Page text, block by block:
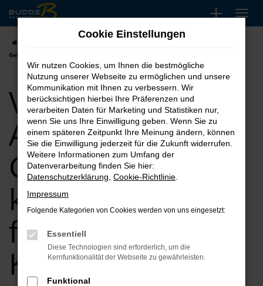
Zum
Hauptinhalt
springen
Gebrauchtwagen kaufen, leasen, finanzieren für Köln
VW Tiguan
Allspace
Gebrauchtwagen
kaufen, leasen,
finanzieren für
Köln
Cookie Einstellungen
Wir nutzen Cookies, um Ihnen die bestmögliche
Nutzung unserer Webseite zu ermöglichen und unsere
Kommunikation mit Ihnen zu verbessern. Wir
berücksichtigen hierbei Ihre Präferenzen und
verarbeiten Daten für Marketing und Statistiken nur,
wenn Sie uns Ihre Einwilligung geben. Wenn Sie zu
einem späteren Zeitpunkt Ihre Meinung ändern, können
Sie die Einwilligung jederzeit für die Zukunft widerrufen.
Weitere Informationen zum Umfang der
Datenverarbeitung finden Sie hier:
Datenschutzerklärung Cookie-Richtlinie
Impressum
Folgende Kategorien von Cookies werden von uns eingesetzt:
Essentiell
Diese Technologien sind erforderlich, um die
Kernfunktionalität der Webseite zu gewährleisten.
Funktional